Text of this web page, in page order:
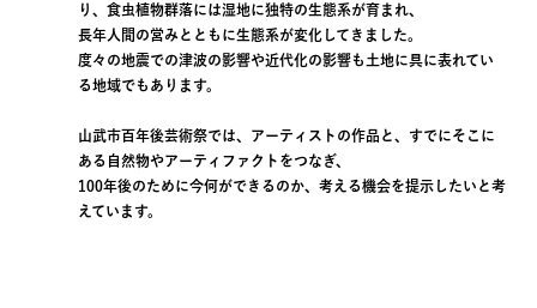
り、食虫植物群落には湿地に独特の生態系が育まれ、
長年人間の営みとともに生態系が変化してきました。
度々の地震での津波の影響や近代化の影響も土地に具に表れてい
る地域でもあります。
山武市百年後芸術祭では、アーティストの作品と、すでにそこに
ある自然物やアーティファクトをつなぎ、
100年後のために今何ができるのか、考える機会を提示したいと考
えています。